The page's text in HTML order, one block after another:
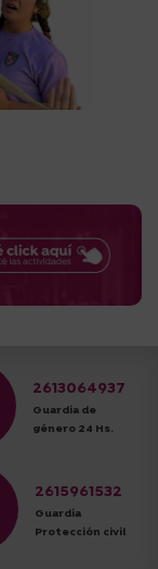
2613064937
Guardia de
género 24 Hs.
2615961532
Guardia
Protección civil